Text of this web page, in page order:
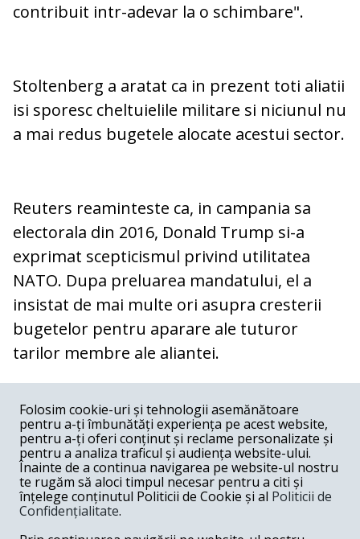
contribuit intr-adevar la o schimbare".
Stoltenberg a aratat ca in prezent toti aliatii
isi sporesc cheltuielile militare si niciunul nu
a mai redus bugetele alocate acestui sector.
Reuters reaminteste ca, in campania sa
electorala din 2016, Donald Trump si-a
exprimat scepticismul privind utilitatea
NATO. Dupa preluarea mandatului, el a
insistat de mai multe ori asupra cresterii
bugetelor pentru aparare ale tuturor
tarilor membre ale aliantei.
COMENTARII
Nume
Email
Folosim cookie-uri și tehnologii asemănătoare
pentru a-ți îmbunătăți experiența pe acest website,
pentru a-ți oferi conținut și reclame personalizate și
pentru a analiza traficul și audiența website-ului.
Înainte de a continua navigarea pe website-ul nostru
te rugăm să aloci timpul necesar pentru a citi și
înțelege conținutul Politicii de Cookie și al Politicii de
Confidențialitate.